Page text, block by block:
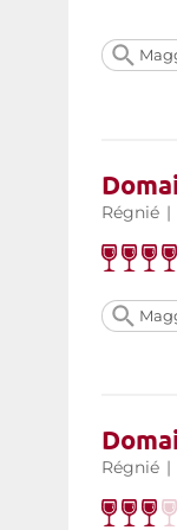
Régnié |
Régnié |